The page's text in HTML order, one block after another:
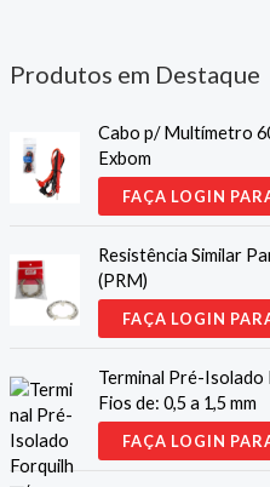
Produtos em Destaque
Cabo p/ Multímetro
Exbom
FAÇA LOGIN
Resistência Similar
(PRM)
FAÇA LOGIN
Terminal Pré-
Fios de: 0,5 a 1,5 mm
FAÇA LOGIN